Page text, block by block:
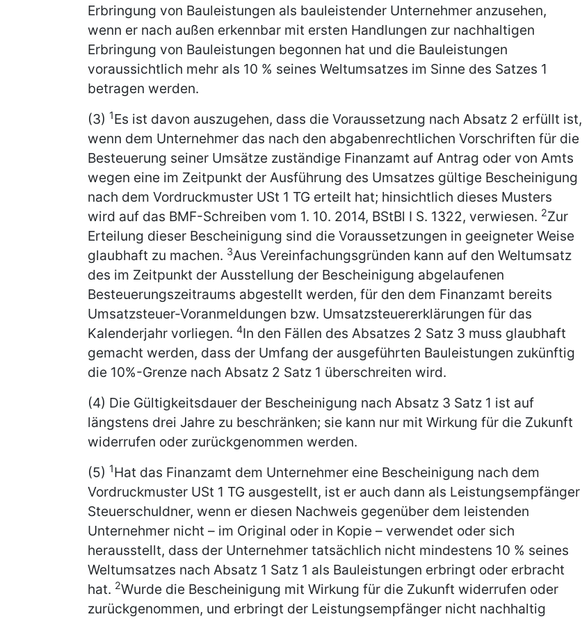
Erbringung von Bauleistungen als bauleistender Unternehmer anzusehen,
wenn er nach außen erkennbar mit ersten Handlungen zur nachhaltigen
Erbringung von Bauleistungen begonnen hat und die Bauleistungen
voraussichtlich mehr als 10 % seines Weltumsatzes im Sinne des Satzes 1
betragen werden.
(3) 1Es ist davon auszugehen, dass die Voraussetzung nach Absatz 2 erfüllt ist,
wenn dem Unternehmer das nach den abgabenrechtlichen Vorschriften für die
Besteuerung seiner Umsätze zuständige Finanzamt auf Antrag oder von Amts
wegen eine im Zeitpunkt der Ausführung des Umsatzes gültige Bescheinigung
nach dem Vordruckmuster USt 1 TG erteilt hat; hinsichtlich dieses Musters
wird auf das BMF-Schreiben vom 1. 10. 2014, BStBl I S. 1322, verwiesen. 2Zur
Erteilung dieser Bescheinigung sind die Voraussetzungen in geeigneter Weise
glaubhaft zu machen. 3Aus Vereinfachungsgründen kann auf den Weltumsatz
des im Zeitpunkt der Ausstellung der Bescheinigung abgelaufenen
Besteuerungszeitraums abgestellt werden, für den dem Finanzamt bereits
Umsatzsteuer-Voranmeldungen bzw. Umsatzsteuererklärungen für das
Kalenderjahr vorliegen. 4In den Fällen des Absatzes 2 Satz 3 muss glaubhaft
gemacht werden, dass der Umfang der ausgeführten Bauleistungen zukünftig
die 10%-Grenze nach Absatz 2 Satz 1 überschreiten wird.
(4) Die Gültigkeitsdauer der Bescheinigung nach Absatz 3 Satz 1 ist auf
längstens drei Jahre zu beschränken; sie kann nur mit Wirkung für die Zukunft
widerrufen oder zurückgenommen werden.
(5) 1Hat das Finanzamt dem Unternehmer eine Bescheinigung nach dem
Vordruckmuster USt 1 TG ausgestellt, ist er auch dann als Leistungsempfänger
Steuerschuldner, wenn er diesen Nachweis gegenüber dem leistenden
Unternehmer nicht – im Original oder in Kopie – verwendet oder sich
herausstellt, dass der Unternehmer tatsächlich nicht mindestens 10 % seines
Weltumsatzes nach Absatz 1 Satz 1 als Bauleistungen erbringt oder erbracht
hat. 2Wurde die Bescheinigung mit Wirkung für die Zukunft widerrufen oder
zurückgenommen, und erbringt der Leistungsempfänger nicht nachhaltig